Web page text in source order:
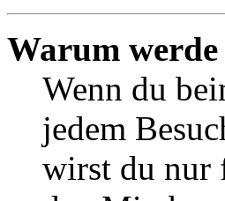
Warum
Wenn du
jedem
wirst du nur